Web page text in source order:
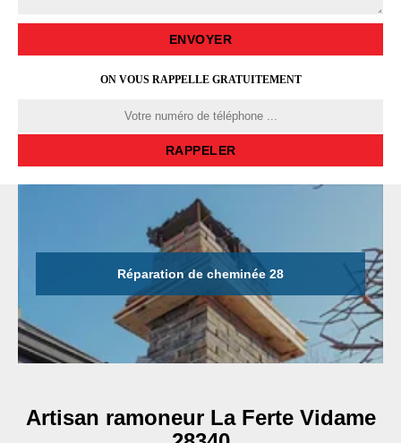
ON VOUS RAPPELLE GRATUITEMENT
Réparation de cheminée 28
Artisan ramoneur La Ferte Vidame